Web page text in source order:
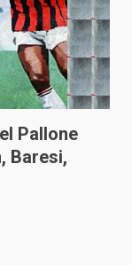
Pallone
Baresi,